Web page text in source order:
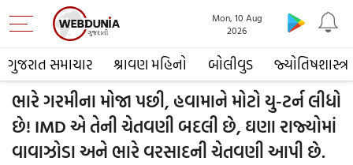
ગુજરાત સમાચાર શ્રાવણ મહિનો બોલીવુડ જ્યોતિષશાસ્ત્ર
Mon, 10 Aug
2026
ભારે ગરમીના મોજા પછી, હવામાને મોટો યુ-ટર્ન લીધો
છે! IMD એ તેની ચેતવણી બદલી છે, ઘણા રાજ્યોમાં
વાવાઝોડા અને ભારે વરસાદની ચેતવણી આપી છે.